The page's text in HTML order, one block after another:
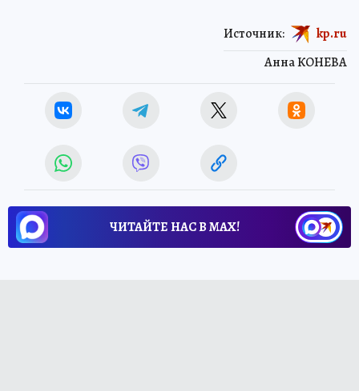
Анна КОНЕВА
Источник: kp.ru
ЧИТАЙТЕ НАС В МАХ!